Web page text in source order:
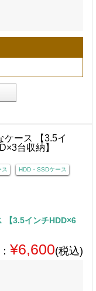
HDD・SSDケース
3.5インチHDD×6
¥6,600(税込)